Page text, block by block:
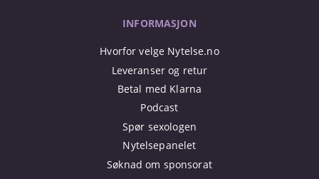
INFORMASJON
Hvorfor velge Nytelse.no
Leveranser og retur
Betal med Klarna
Podcast
Spør sexologen
Nytelsepanelet
Søknad om sponsorat